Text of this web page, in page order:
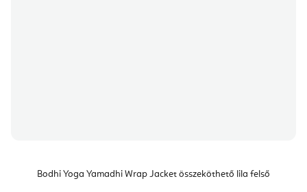
Bodhi Yoga Yamadhi Wrap Jacket összeköthető lila felső